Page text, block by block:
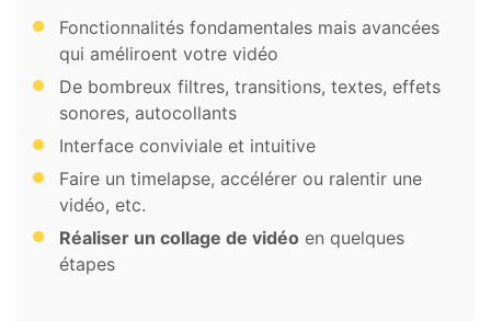
Fonctionnalités fondamentales mais avancées
qui améliroent votre vidéo
De bombreux filtres, transitions, textes, effets
sonores, autocollants
Interface conviviale et intuitive
Faire un timelapse, accélérer ou ralentir une
vidéo, etc.
Réaliser un collage de vidéo en quelques
étapes